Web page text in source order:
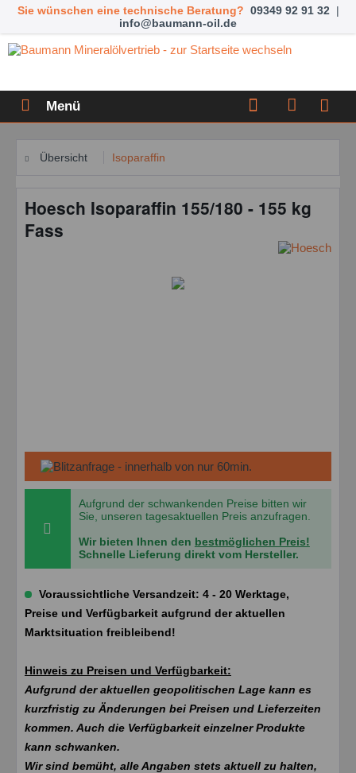
Sie wünschen eine technische Beratung? 09349 92 91 32 |
info@baumann-oil.de
Menü
Übersicht Isoparaffin
Hoesch Isoparaffin 155/180 - 155 kg
Fass
Aufgrund der schwankenden Preise bitten wir
Sie, unseren tagesaktuellen Preis anzufragen.
Wir bieten Ihnen den bestmöglichen Preis!
Schnelle Lieferung direkt vom Hersteller.
Voraussichtliche Versandzeit: 4 - 20 Werktage,
Preise und Verfügbarkeit aufgrund der aktuellen
Marktsituation freibleibend!
Hinweis zu Preisen und Verfügbarkeit:
Aufgrund der aktuellen geopolitischen Lage kann es
kurzfristig zu Änderungen bei Preisen und Lieferzeiten
kommen. Auch die Verfügbarkeit einzelner Produkte
kann schwanken.
Wir sind bemüht, alle Angaben stets aktuell zu halten,